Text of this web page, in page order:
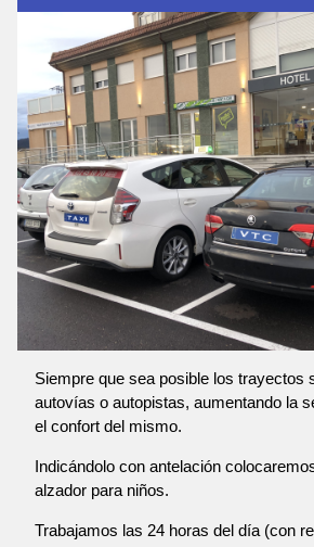
Siempre que sea posible los trayectos
autovías o autopistas, aumentando la
el confort del mismo.
Indicándolo con antelación
alzador para niños.
Trabajamos las 24 horas del día (con